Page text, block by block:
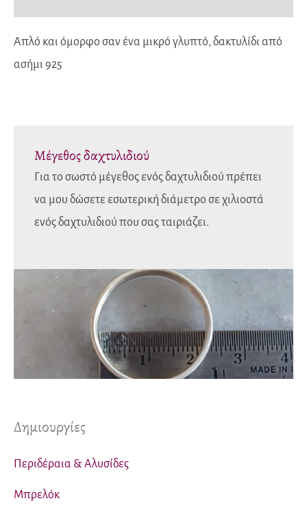
Δημιουργίες
Περιδέραια & Αλυσίδες
Μπρελόκ
Απλό και όμορφο σαν ένα μικρό γλυπτό, δακτυλίδι από
ασήμι 925
Μέγεθος δαχτυλιδιού
Για το σωστό μέγεθος ενός δαχτυλιδιού πρέπει
να μου δώσετε εσωτερική διάμετρο σε χιλιοστά
ενός δαχτυλιδιού που σας ταιριάζει.